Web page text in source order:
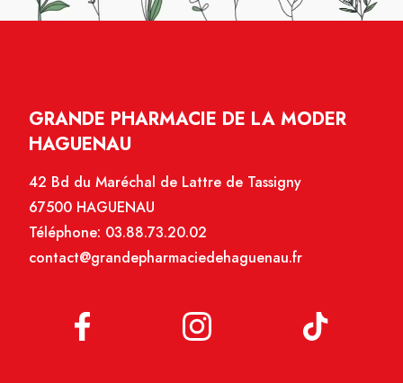
GRANDE PHARMACIE DE LA MODER
HAGUENAU
42 Bd du Maréchal de Lattre de Tassigny
67500 HAGUENAU
Téléphone: 03.88.73.20.02
contact@grandepharmaciedehaguenau.fr